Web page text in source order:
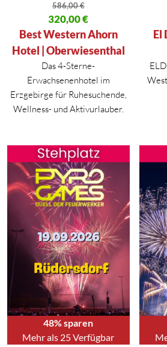
586,00€
Ursprünglicher Preis war: 586,00 €
320,00€
Aktueller Preis ist: 320,00 €.
Best Western Ahorn
Hotel | Oberwiesenthal
Das 4-Sterne-
Erwachsenenhotel im
Erzgebirge für Ruhesuchende,
Wellness- und Aktivurlauber.
El
48% sparen
Mehr als 25 Verfügbar